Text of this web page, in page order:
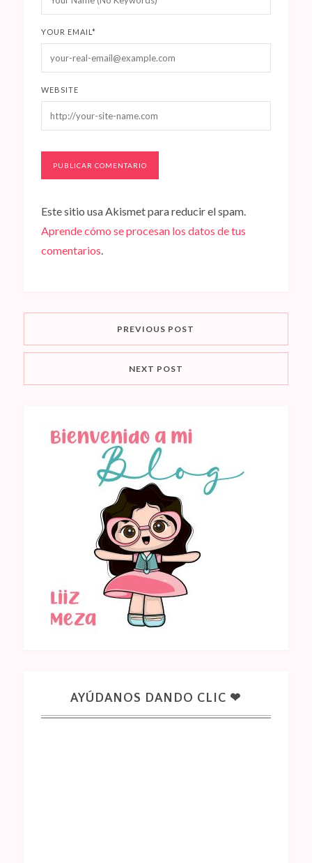
YOUR EMAIL *
WEBSITE
Este sitio usa Akismet para reducir el spam.
Aprende cómo se procesan los datos de tus
comentarios.
PREVIOUS POST
NEXT POST
AYÚDANOS DANDO CLIC ❤